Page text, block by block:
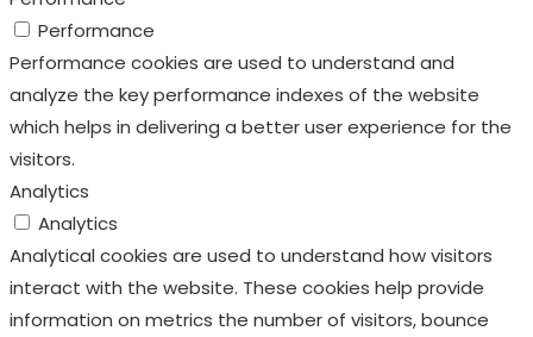
Performance
Performance cookies are used to understand and
analyze the key performance indexes of the website
which helps in delivering a better user experience for the
visitors.
Analytics
Analytics
Analytical cookies are used to understand how visitors
interact with the website. These cookies help provide
information on metrics the number of visitors, bounce